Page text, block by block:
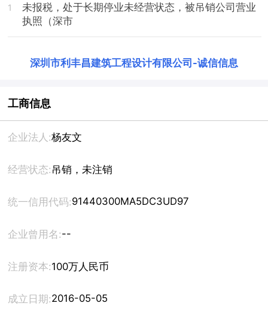
1
未报税，处于长期停业未经营状态，被吊销公司营业
执照（深市
深圳市利丰昌建筑工程设计有限公司 -诚信信息
工商信息
企业法人:杨友文
经营状态: 吊销，未注销
统一信用代码:91440300MA5DC3UD97
企业曾用名:--
注册资本:100万人民币
成立日期:2016-05-05